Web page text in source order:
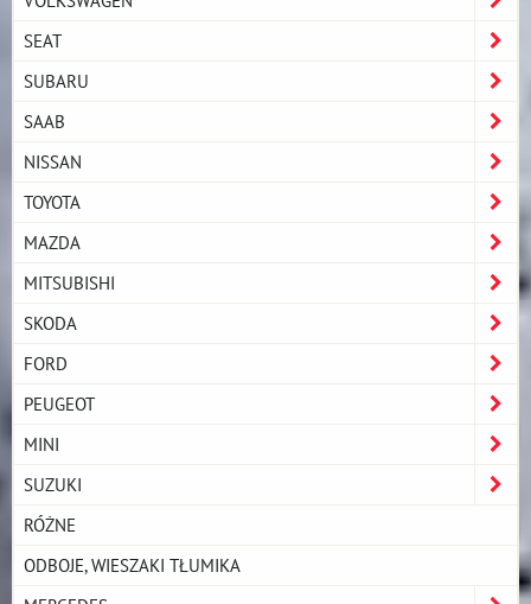
SEAT
SUBARU
SAAB
NISSAN
TOYOTA
MAZDA
MITSUBISHI
SKODA
FORD
PEUGEOT
MINI
SUZUKI
RÓŻNE
ODBOJE, WIESZAKI TŁUMIKA